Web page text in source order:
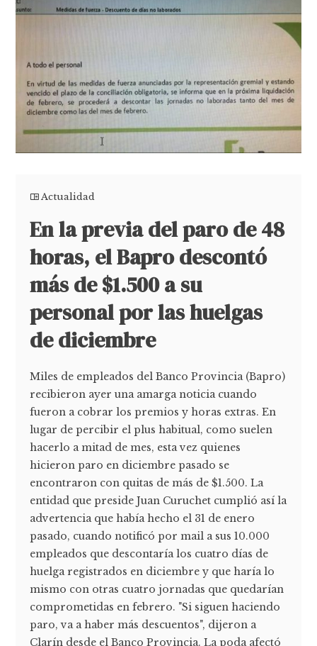
Actualidad
En la previa del paro de 48
horas, el Bapro descontó
más de $1.500 a su
personal por las huelgas
de diciembre
Miles de empleados del Banco Provincia (Bapro)
recibieron ayer una amarga noticia cuando
fueron a cobrar los premios y horas extras. En
lugar de percibir el plus habitual, como suelen
hacerlo a mitad de mes, esta vez quienes
hicieron paro en diciembre pasado se
encontraron con quitas de más de $1.500. La
entidad que preside Juan Curuchet cumplió así la
advertencia que había hecho el 31 de enero
pasado, cuando notificó por mail a sus 10.000
empleados que descontaría los cuatro días de
huelga registrados en diciembre y que haría lo
mismo con otras cuatro jornadas que quedarían
comprometidas en febrero. "Si siguen haciendo
paro, va a haber más descuentos", dijeron a
Clarín desde el Banco Provincia. La poda afectó